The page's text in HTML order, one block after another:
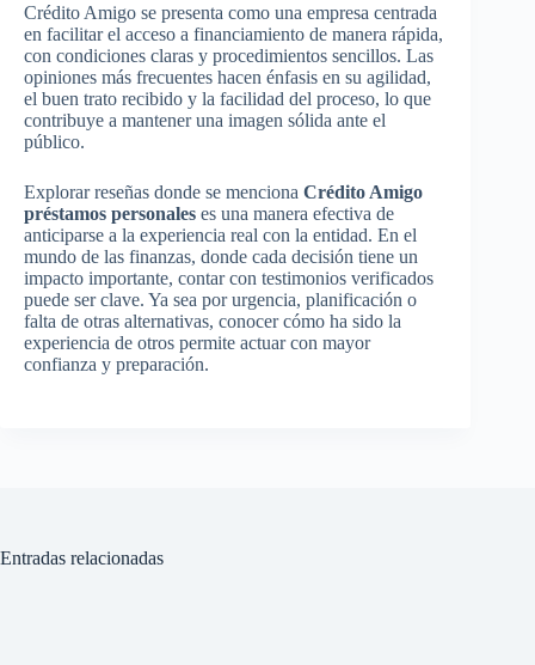
Crédito Amigo se presenta como una empresa centrada
en facilitar el acceso a financiamiento de manera rápida,
con condiciones claras y procedimientos sencillos. Las
opiniones más frecuentes hacen énfasis en su agilidad,
el buen trato recibido y la facilidad del proceso, lo que
contribuye a mantener una imagen sólida ante el
público.
Explorar reseñas donde se menciona Crédito Amigo
préstamos personales es una manera efectiva de
anticiparse a la experiencia real con la entidad. En el
mundo de las finanzas, donde cada decisión tiene un
impacto importante, contar con testimonios verificados
puede ser clave. Ya sea por urgencia, planificación o
falta de otras alternativas, conocer cómo ha sido la
experiencia de otros permite actuar con mayor
confianza y preparación.
Entradas relacionadas